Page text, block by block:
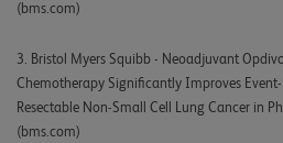
(bms.com)
3. Bristol Myers Squibb - Neoadjuvant
Chemotherapy Significantly Improves
Resectable Non-Small Cell Lung Cancer in
(bms.com)